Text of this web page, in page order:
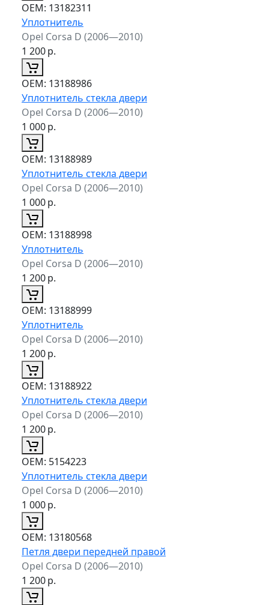
ОЕМ: 13182311
Уплотнитель
Opel Corsa D (2006—2010)
1 200р.
ОЕМ: 13188986
Уплотнитель стекла двери
Opel Corsa D (2006—2010)
1 000р.
ОЕМ: 13188989
Уплотнитель стекла двери
Opel Corsa D (2006—2010)
1 000р.
ОЕМ: 13188998
Уплотнитель
Opel Corsa D (2006—2010)
1 200р.
ОЕМ: 13188999
Уплотнитель
Opel Corsa D (2006—2010)
1 200р.
ОЕМ: 13188922
Уплотнитель стекла двери
Opel Corsa D (2006—2010)
1 200р.
ОЕМ: 5154223
Уплотнитель стекла двери
Opel Corsa D (2006—2010)
1 000р.
ОЕМ: 13180568
Петля двери передней правой
Opel Corsa D (2006—2010)
1 200р.